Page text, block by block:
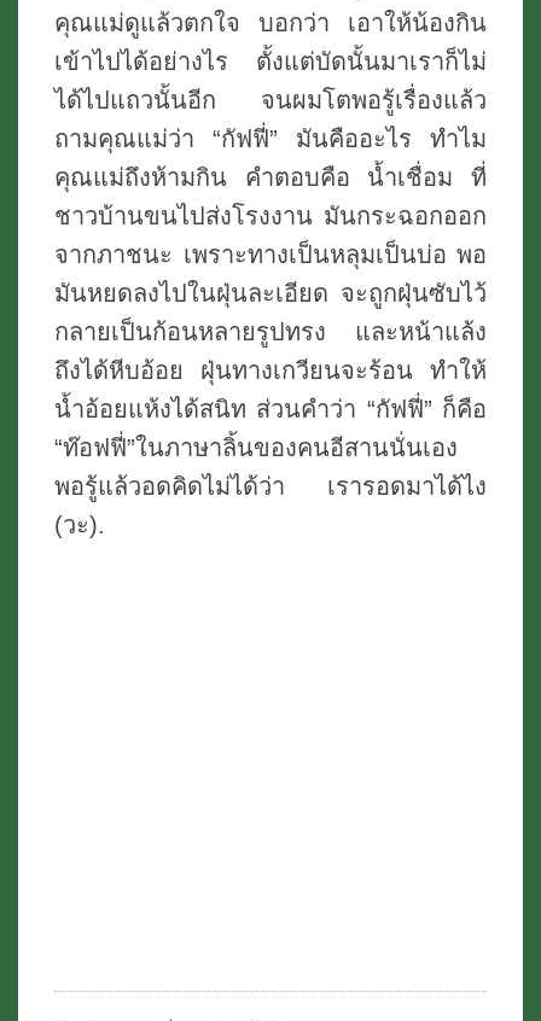
คุณแม่ดูแล้วตกใจ บอกว่า เอาให้น้องกิน
เข้าไปได้อย่างไร ตั้งแต่บัดนั้นมาเราก็ไม่
ได้ไปแถวนั้นอีก จนผมโตพอรู้เรื่องแล้ว
ถามคุณแม่ว่า “กัฟฟี่” มันคืออะไร ทำไม
คุณแม่ถึงห้ามกิน คำตอบคือ น้ำเชื่อม ที่
ชาวบ้านขนไปส่งโรงงาน มันกระฉอกออก
จากภาชนะ เพราะทางเป็นหลุมเป็นบ่อ พอ
มันหยดลงไปในฝุ่นละเอียด จะถูกฝุ่นซับไว้
กลายเป็นก้อนหลายรูปทรง และหน้าแล้ง
ถึงได้หีบอ้อย ฝุ่นทางเกวียนจะร้อน ทำให้
น้ำอ้อยแห้งได้สนิท ส่วนคำว่า “กัฟฟี่” ก็คือ
“ท๊อฟฟี่”ในภาษาลิ้นของคนอีสานนั่นเอง
พอรู้แล้วอดคิดไม่ได้ว่า เรารอดมาได้ไง
(วะ).